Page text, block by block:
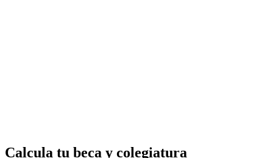
Calcula tu beca y colegiatura